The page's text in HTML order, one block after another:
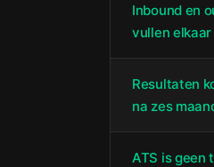
Inbound en
vullen elkaar
Resultaten
na zes
ATS is geen